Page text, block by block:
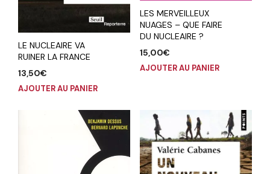
LE NUCLEAIRE VA
RUINER LA FRANCE
13,50€
AJOUTER AU PANIER
LES MERVEILLEUX
NUAGES – QUE FAIRE
DU NUCLEAIRE ?
15,00€
AJOUTER AU PANIER